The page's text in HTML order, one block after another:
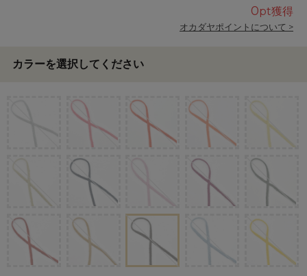
0pt獲得
オカダヤポイントについて >
カラーを選択してください